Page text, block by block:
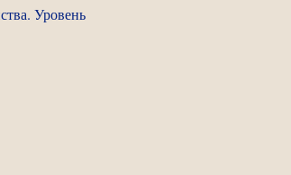
Уровень